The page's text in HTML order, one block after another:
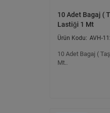
10 Adet Bagaj (
Lastiği 1 Mt
AVH-
10 Adet Bagaj (
Mt..